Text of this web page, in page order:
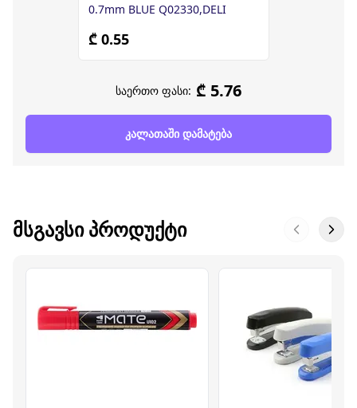
0.7mm BLUE Q02330,DELI
₾ 0.55
საერთო ფასი: ₾ 5.76
კალათაში დამატება
ᲛᲡᲒᲐᲕᲡᲘ ᲞᲠᲝᲓᲣᲥᲢᲘ